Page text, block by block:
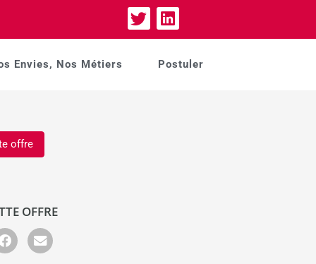
Envies, Nos Métiers Postuler
offre
OFFRE